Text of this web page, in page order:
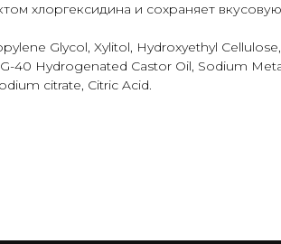
хлоргексидина и сохраняет вкусовую
Glycol, Xylitol, Hydroxyethyl
40 Hydrogenated Castor Oil, Sodium
citrate, Citric Acid.